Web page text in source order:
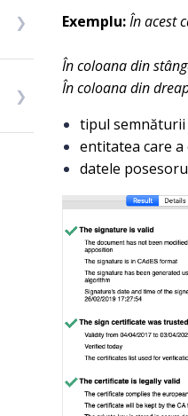
Exemplu:În acest
În coloana din
În coloana din
tipul semnăturii
entitatea care a
datele